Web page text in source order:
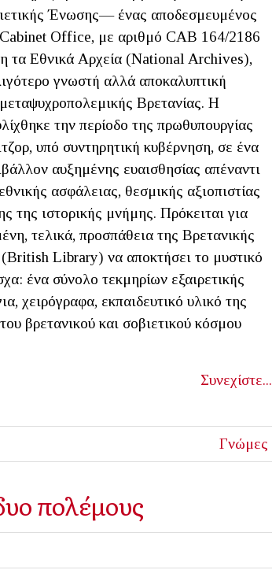
Ένωσης— ένας αποδεσμευμένος
Office, με αριθμό CAB 164/2186
τα Εθνικά Αρχεία (National Archives),
γνωστή αλλά αποκαλυπτική
Βρετανίας. Η
την περίοδο της πρωθυπουργίας
υπό συντηρητική κυβέρνηση, σε ένα
αυξημένης ευαισθησίας απέναντι
ασφάλειας, θεσμικής αξιοπιστίας
της ιστορικής μνήμης. Πρόκειται για
τελικά, προσπάθεια της Βρετανικής
Library) να αποκτήσει το μυστικό
ένα σύνολο τεκμηρίων εξαιρετικής
χειρόγραφα, εκπαιδευτικό υλικό της
βρετανικού και σοβιετικού κόσμου
Συνεχίστε...
Γνώμες
πολέμους